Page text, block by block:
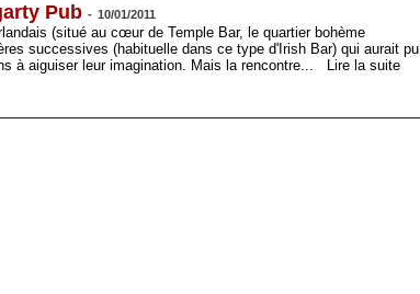
Pub - 10/01/2011
(situé au cœur de Temple Bar, le quartier bohème
successives (habituelle dans ce type d'Irish Bar) qui aurait pu
à aiguiser leur imagination. Mais la rencontre...
Lire la suite